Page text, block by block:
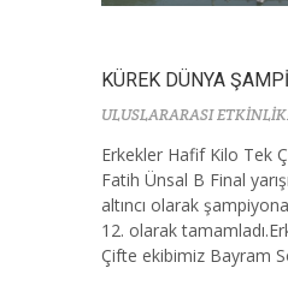
KÜREK DÜNYA
ULUSLARARASI
Erkekler Hafif Kilo Tek
Fatih Ünsal B Final
altıncı olarak
12. olarak
Çifte ekibimiz Bayram